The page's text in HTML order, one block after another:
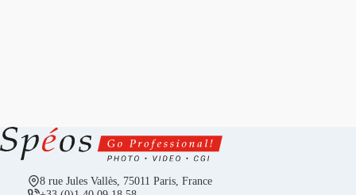
8 rue Jules Vallès, 75011 Paris, France